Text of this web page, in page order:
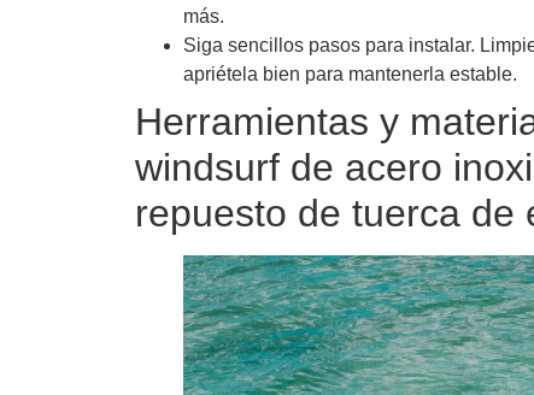
más.
Siga sencillos pasos para instalar.
apriétela bien para mantenerla estable.
Herramientas y
windsurf de acero
repuesto de tuerca de